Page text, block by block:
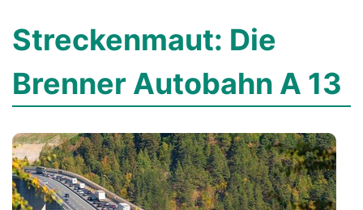
Streckenmaut: Die
Brenner Autobahn A 13